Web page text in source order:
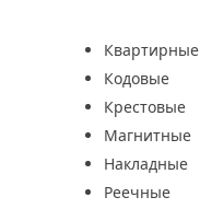
Квартирные
Кодовые
Крестовые
Магнитные
Накладные
Реечные